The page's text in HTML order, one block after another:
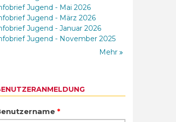
Jugend - Mai 2026
Jugend - März 2026
Jugend - Januar 2026
Jugend - November 2025
Mehr
*